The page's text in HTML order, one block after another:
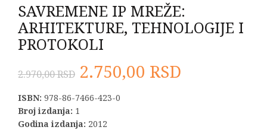
SAVREMENE IP MREŽE:
ARHITEKTURE, TEHNOLOGIJE I
PROTOKOLI
2.970,00RSD Originalna
cena
je
2.750,00 RSD
ISBN: 978-86-7466-423-0
Broj izdanja: 1
Godina izdanja: 2012